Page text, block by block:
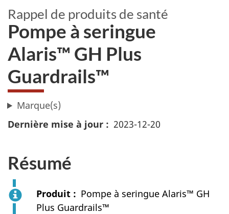
Rappel de produits de santé
Pompe à seringue
Alaris™ GH Plus
Guardrails™
Marque(s)
Dernière mise à jour
2023-12-20
Résumé
Produit
Pompe à seringue Alaris™ GH
Plus Guardrails™